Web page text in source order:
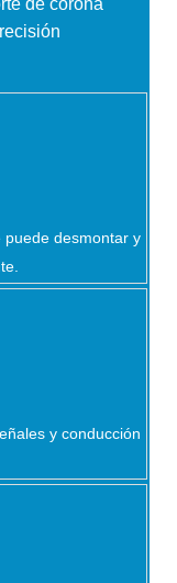
de corona
puede desmontar y
y conducción